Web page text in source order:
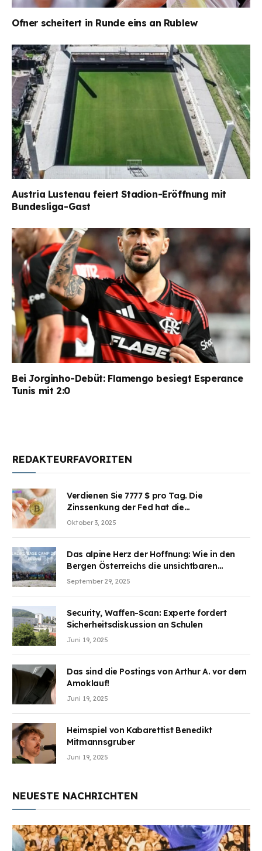
Ofner scheitert in Runde eins an Rublew
Austria Lustenau feiert Stadion-Eröffnung mit
Bundesliga-Gast
Bei Jorginho-Debüt: Flamengo besiegt Esperance
Tunis mit 2:0
REDAKTEURFAVORITEN
Verdienen Sie 7777 $ pro Tag. Die
Zinssenkung der Fed hat die
Aufmerksamkeit des Marktes erregt.
Oktober 3, 2025
Das alpine Herz der Hoffnung: Wie in den
Bergen Österreichs die unsichtbaren
Wunden des Kriegesheilen
September 29, 2025
Security, Waffen-Scan: Experte fordert
Sicherheitsdiskussion an Schulen
Juni 19, 2025
Das sind die Postings von Arthur A. vor dem
Amoklauf!
Juni 19, 2025
Heimspiel von Kabarettist Benedikt
Mitmannsgruber
Juni 19, 2025
NEUESTE NACHRICHTEN